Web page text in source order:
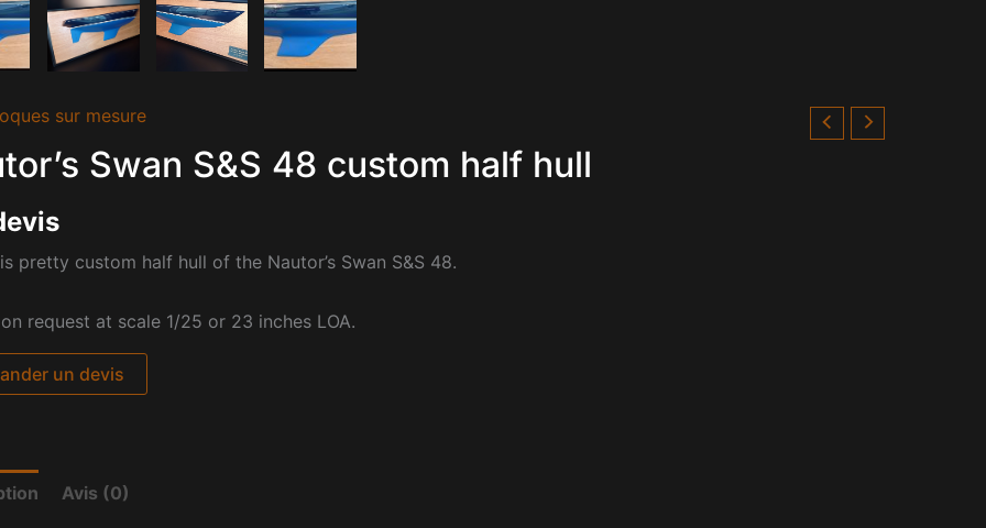
sur mesure
Swan S&S 48 custom half hull
pretty custom half hull of the Nautor’s Swan S&S 48.
request at scale 1/25 or 23 inches LOA.
un devis
Avis (0)